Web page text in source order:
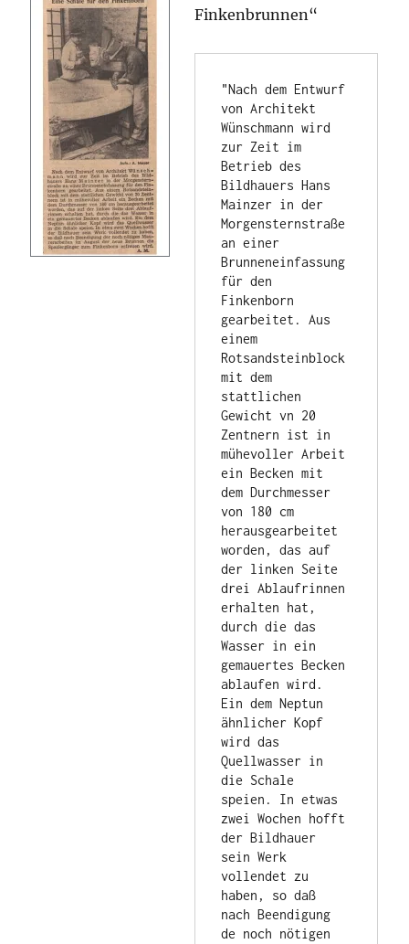
Finkenbrunnen“
"Nach dem Entwurf
von Architekt
Wünschmann wird
zur Zeit im
Betrieb des
Bildhauers Hans
Mainzer in der
Morgensternstraße
an einer
Brunneneinfassung
für den
Finkenborn
gearbeitet. Aus
einem
Rotsandsteinblock
mit dem
stattlichen
Gewicht vn 20
Zentnern ist in
mühevoller Arbeit
ein Becken mit
dem Durchmesser
von 180 cm
herausgearbeitet
worden, das auf
der linken Seite
drei Ablaufrinnen
erhalten hat,
durch die das
Wasser in ein
gemauertes Becken
ablaufen wird.
Ein dem Neptun
ähnlicher Kopf
wird das
Quellwasser in
die Schale
speien. In etwas
zwei Wochen hofft
der Bildhauer
sein Werk
vollendet zu
haben, so daß
nach Beendigung
de noch nötigen